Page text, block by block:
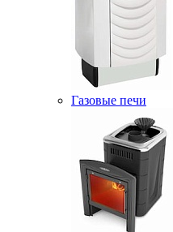
Газовые печи